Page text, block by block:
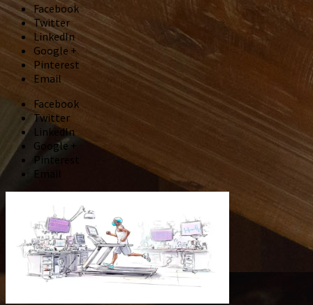
Facebook
Twitter
LinkedIn
Google +
Pinterest
Email
Facebook
Twitter
LinkedIn
Google +
Pinterest
Email